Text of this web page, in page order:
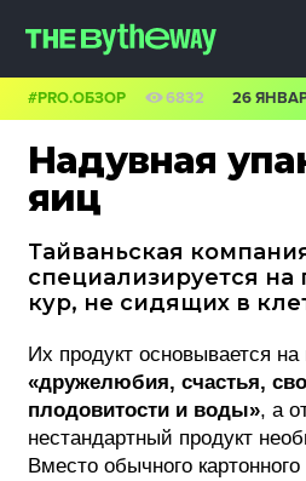
Надувная
яиц
Тайваньская
специализируется на
кур, не сидящих в
#PRO.ОБЗОР 6832 26
Их продукт основывается на
«дружелюбия, счастья,
плодовитости и воды», а
нестандартный продукт
Вместо обычного